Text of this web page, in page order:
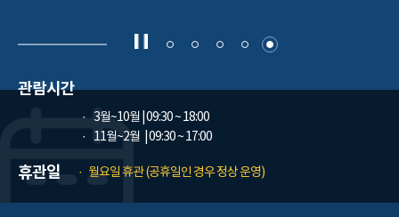
관람시간
3월~10월 | 09:30 ~ 18:00
11월~2월
| 09:30 ~ 17:00
휴관일 월요일 휴관 (공휴일인 경우 정상 운영)